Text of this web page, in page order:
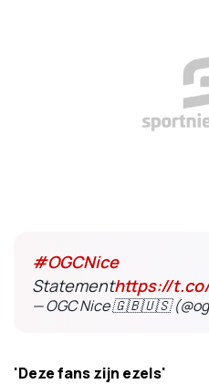
#OGCNice
Statementhttps://
— OGC Nice 🇬🇧🇺🇸
'Deze fans zijn ezels'